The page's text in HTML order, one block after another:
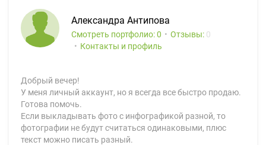
Александра Антипова
Смотреть портфолио: 0 Отзывы: 0
Контакты и профиль
Добрый вечер!
У меня личный аккаунт, но я всегда все быстро продаю.
Готова помочь.
Если выкладывать фото с инфографикой разной, то
фотографии не будут считаться одинаковыми, плюс
текст можно писать разный.